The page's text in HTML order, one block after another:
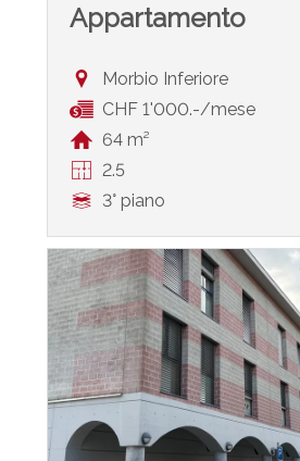
Appartamento
Morbio Inferiore
CHF 1'000.-/mese
64 m²
2.5
3° piano